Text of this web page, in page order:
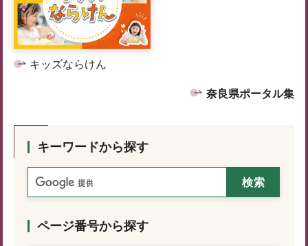
キッズならけん
奈良県ポータル集
キーワードから探す
ページ番号から探す